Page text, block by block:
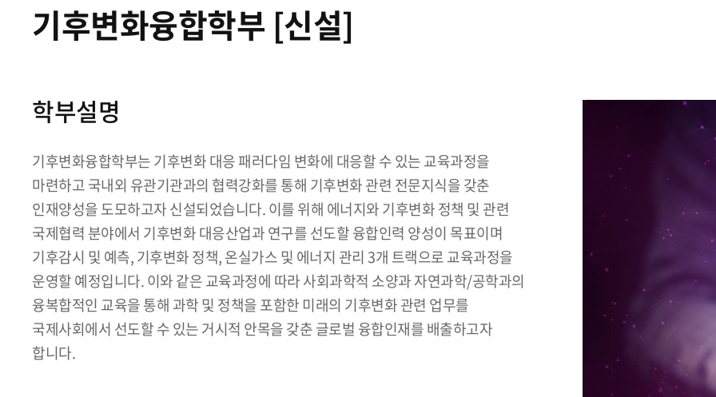
기후변화융합학부 [신설]
학부설명
기후변화융합학부는 기후변화 대응 패러다임 변화에 대응할 수 있는 교육과정을
마련하고 국내외 유관기관과의 협력강화를 통해 기후변화 관련 전문지식을 갖춘
인재양성을 도모하고자 신설되었습니다. 이를 위해 에너지와 기후변화 정책 및 관련
국제협력 분야에서 기후변화 대응산업과 연구를 선도할 융합인력 양성이 목표이며
기후감시 및 예측, 기후변화 정책, 온실가스 및 에너지 관리 3개 트랙으로 교육과정을
운영할 예정입니다. 이와 같은 교육과정에 따라 사회과학적 소양과 자연과학/공학과의
융복합적인 교육을 통해 과학 및 정책을 포함한 미래의 기후변화 관련 업무를
국제사회에서 선도할 수 있는 거시적 안목을 갖춘 글로벌 융합인재를 배출하고자
합니다.